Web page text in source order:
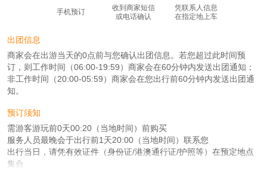
手机预订
收到商家短信
或电话确认
凭联系人信息
在指定地上车
出团信息
商家会在出游当天的0点前与您确认出团信息。若您超过此时间预
订，则工作时间（06:00-19:59）商家会在60分钟内发送出团通知；
非工作时间（20:00-05:59）商家会在您出行前60分钟内发送出团通
知。
预订须知
需游客游玩前0天00:20（当地时间）前购买
服务人员最晚会于出行前1天20:00（当地时间）联系您
出行当日，请凭有效证件（身份证/港澳通行证/护照等）在预定地点
集合